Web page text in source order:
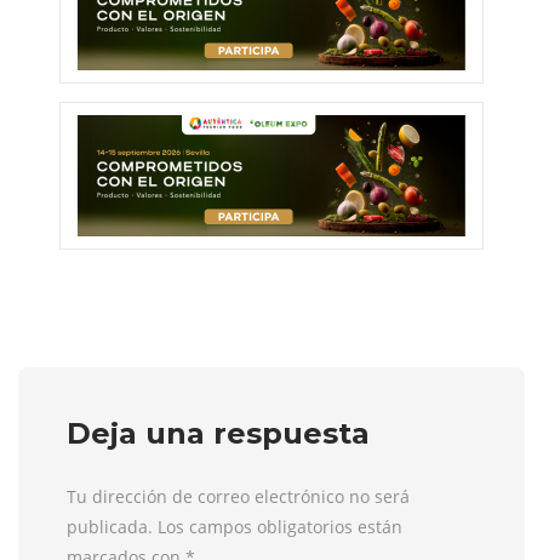
Deja una respuesta
Tu dirección de correo electrónico no será
publicada. Los campos obligatorios están